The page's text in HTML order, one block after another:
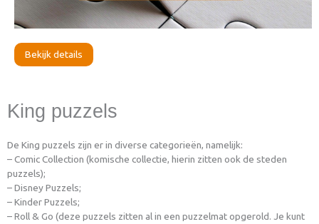
Bekijk details
King puzzels
De King puzzels zijn er in diverse categorieën, namelijk:
– Comic Collection (komische collectie, hierin zitten ook de steden
puzzels);
– Disney Puzzels;
– Kinder Puzzels;
– Roll & Go (deze puzzels zitten al in een puzzelmat opgerold. Je kunt